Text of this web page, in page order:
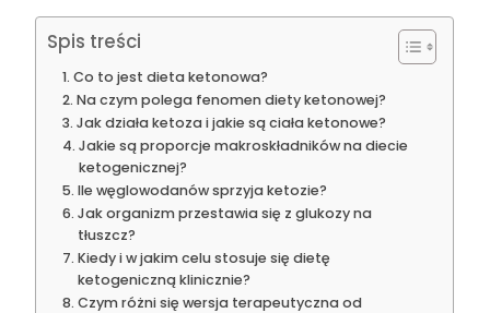
Spis treści
Co to jest dieta ketonowa?
Na czym polega fenomen diety ketonowej?
Jak działa ketoza i jakie są ciała ketonowe?
Jakie są proporcje makroskładników na diecie
ketogenicznej?
Ile węglowodanów sprzyja ketozie?
Jak organizm przestawia się z glukozy na
tłuszcz?
Kiedy i w jakim celu stosuje się dietę
ketogeniczną klinicznie?
Czym różni się wersja terapeutyczna od